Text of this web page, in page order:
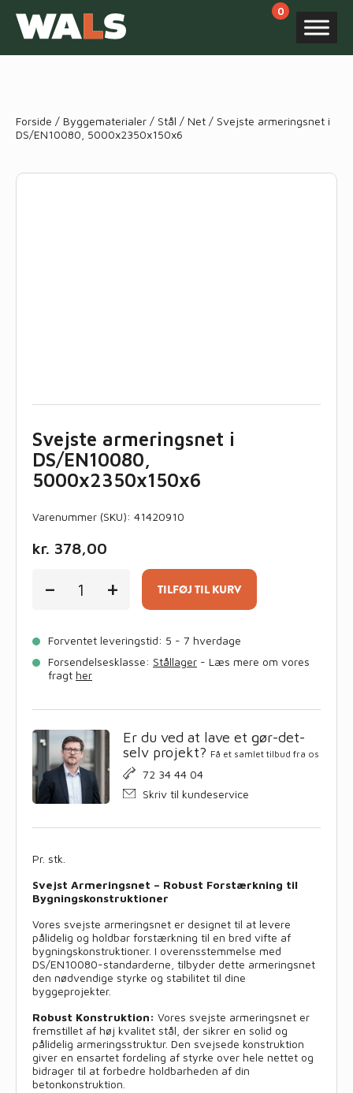
Forside / Byggematerialer / Stål / Net / Svejste armeringsnet i
DS/EN10080, 5000x2350x150x6
Svejste armeringsnet i
DS/EN10080,
5000x2350x150x6
Varenummer (SKU): 41420910
kr. 378,00
-
armeringsnet
antal
+ TILFØJ TIL KURV
Forventet leveringstid: 5 - 7 hverdage
Forsendelsesklasse: Stållager - Læs mere om vores
fragt her
Er du ved at lave et gør-det-
selv projekt? Få et samlet tilbud fra os
72 34 44 04
Skriv til kundeservice
Pr. stk.
Svejst Armeringsnet – Robust Forstærkning til
Bygningskonstruktioner
Vores svejste armeringsnet er designet til at levere
pålidelig og holdbar forstærkning til en bred vifte af
bygningskonstruktioner. I overensstemmelse med
DS/EN10080-standarderne, tilbyder dette armeringsnet
den nødvendige styrke og stabilitet til dine
byggeprojekter.
Robust Konstruktion: Vores svejste armeringsnet er
fremstillet af høj kvalitet stål, der sikrer en solid og
pålidelig armeringsstruktur. Den svejsede konstruktion
giver en ensartet fordeling af styrke over hele nettet og
bidrager til at forbedre holdbarheden af din
betonkonstruktion.